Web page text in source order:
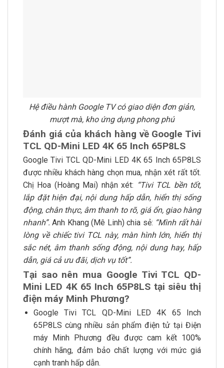
Hệ điều hành Google TV có giao diện đơn giản,
mượt mà, kho ứng dụng phong phú
Đánh giá của khách hàng về Google Tivi
TCL QD-Mini LED 4K 65 Inch 65P8LS
Google Tivi TCL QD-Mini LED 4K 65 Inch 65P8LS
được nhiều khách hàng chọn mua, nhận xét rất tốt.
Chị Hoa (Hoàng Mai) nhận xét: “Tivi TCL bền tốt,
lắp đặt hiện đại, nội dung hấp dẫn, hiển thị sống
động, chân thực, âm thanh to rõ, giá ổn, giao hàng
nhanh”. Anh Khang (Mê Linh) chia sẻ: “Mình rất hài
lòng về chiếc tivi TCL này, màn hình lớn, hiển thị
sắc nét, âm thanh sống động, nội dung hay, hấp
dẫn, giá cả ưu đãi, dịch vụ tốt”.
Tại sao nên mua Google Tivi TCL QD-
Mini LED 4K 65 Inch 65P8LS tại siêu thị
điện máy Minh Phương?
Google Tivi TCL QD-Mini LED 4K 65 Inch
65P8LS cùng nhiều sản phẩm điện tử tại Điện
máy Minh Phương đều được cam kết 100%
chính hãng, đảm bảo chất lượng với mức giá
cạnh tranh hấp dẫn.